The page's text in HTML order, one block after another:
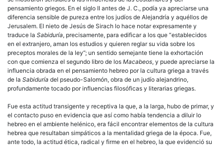
pensamiento griegos. En el siglo II antes de J. C., podía ya apreciarse una
diferencia sensible de pureza entre los judíos de Alejandría y aquéllos de
Jerusalem. El nieto de Jesús de Sirach lo hace notar expresamente y
traduce la Sabiduría, precisamente, para edificar a los que “establecidos
en el extranjero, aman los estudios y quieren reglar su vida sobre los
preceptos morales de la ley”; un sentido semejante tiene la exhortación
con que comienza el segundo libro de los Macabeos, y puede apreciarse la
influencia obrada en el pensamiento hebreo por la cultura griega a través
de la Sabiduría del pseudo-Salomón, obra de un judío alejandrino,
profundamente tocado por influencias filosóficas y literarias griegas.
Fue esta actitud transigente y receptiva la que, a la larga, hubo de primar, y
el contacto puso en evidencia que así como había tendencia a diluir lo
hebreo en el ambiente helénico, era fácil encontrar elementos de la cultura
hebrea que resultaban simpáticos a la mentalidad griega de la época. Fue,
ante todo, la actitud ética, radical y firme en el hebreo, la que evidenció su